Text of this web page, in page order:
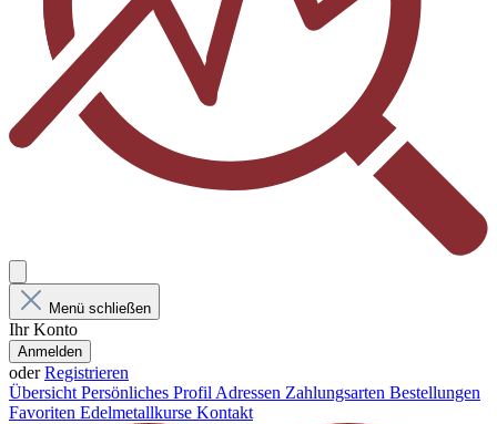
Menü schließen
Ihr Konto
Anmelden
oderRegistrieren
ÜbersichtPersönliches ProfilAdressen Zahlungsarten Bestellungen
Favoriten Edelmetallkurse Kontakt